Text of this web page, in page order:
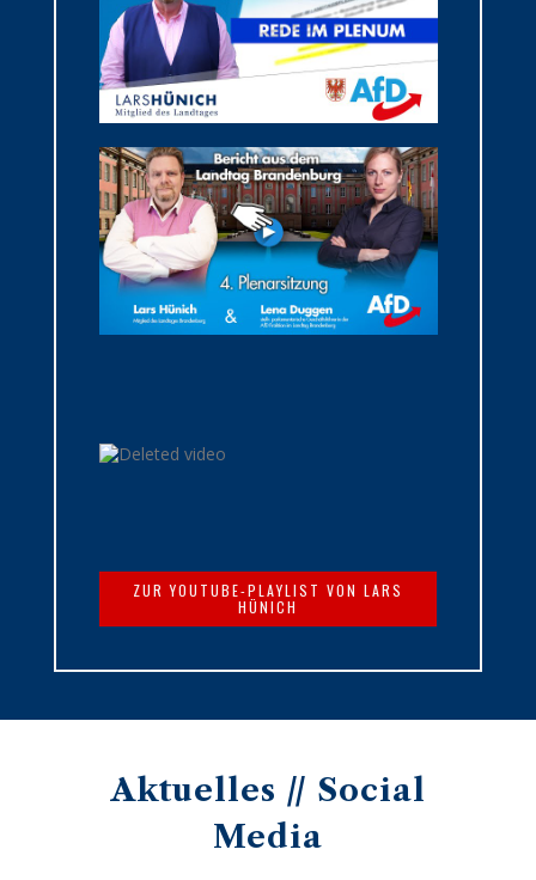
ZUR YOUTUBE-PLAYLIST VON LARS
HÜNICH
Aktuelles // Social
Media